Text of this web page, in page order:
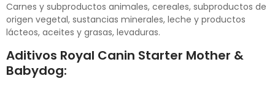
Carnes y subproductos animales, cereales, subproductos de
origen vegetal, sustancias minerales, leche y productos
lácteos, aceites y grasas, levaduras.
Aditivos Royal Canin Starter Mother &
Babydog: